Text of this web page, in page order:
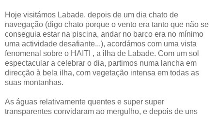
Hoje visitámos Labade. depois de um dia chato de
navegação (digo chato porque o vento era tanto que não se
conseguia estar na piscina, andar no barco era no mínimo
uma actividade desafiante...), acordámos com uma vista
fenomenal sobre o HAITI , a ilha de Labade. Com um sol
espectacular a celebrar o dia, partimos numa lancha em
direcção à bela ilha, com vegetação intensa em todas as
suas montanhas.
As águas relativamente quentes e super super
transparentes convidaram ao mergulho, e depois de uns